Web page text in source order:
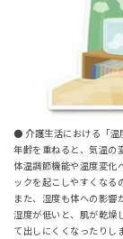
● 介護生活における「温
年齢を重ねると、気温の
体温調節機能や温度変化
ックを起こしやすくなる
また、湿度も体への影響
湿度が低いと、肌が乾燥
て出しにくくなったりし